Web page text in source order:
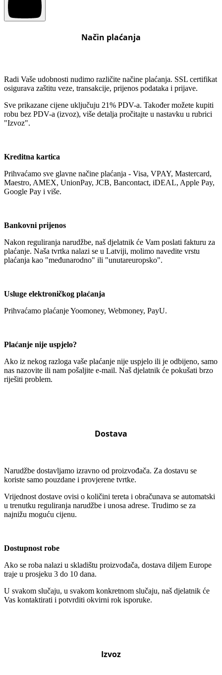
Način plaćanja
Radi Vaše udobnosti nudimo različite načine plaćanja. SSL certifikat
osigurava zaštitu veze, transakcije, prijenos podataka i prijave.
Sve prikazane cijene uključuju 21% PDV-a. Također možete kupiti
robu bez PDV-a (izvoz), više detalja pročitajte u nastavku u rubrici
"Izvoz".
Kreditna kartica
Prihvaćamo sve glavne načine plaćanja - Visa, VPAY, Mastercard,
Maestro, AMEX, UnionPay, JCB, Bancontact, iDEAL, Apple Pay,
Google Pay i više.
Bankovni prijenos
Nakon reguliranja narudžbe, naš djelatnik će Vam poslati fakturu za
plaćanje. Naša tvrtka nalazi se u Latviji, molimo navedite vrstu
plaćanja kao "međunarodno" ili "unutareuropsko".
Usluge elektroničkog plaćanja
Prihvaćamo plaćanje Yoomoney, Webmoney, PayU.
Plaćanje nije uspjelo?
Ako iz nekog razloga vaše plaćanje nije uspjelo ili je odbijeno, samo
nas nazovite ili nam pošaljite e-mail. Naš djelatnik će pokušati brzo
riješiti problem.
Dostava
Narudžbe dostavljamo izravno od proizvođača. Za dostavu se
koriste samo pouzdane i provjerene tvrtke.
Vrijednost dostave ovisi o količini tereta i obračunava se automatski
u trenutku reguliranja narudžbe i unosa adrese. Trudimo se za
najnižu moguću cijenu.
Dostupnost robe
Ako se roba nalazi u skladištu proizvođača, dostava diljem Europe
traje u prosjeku 3 do 10 dana.
U svakom slučaju, u svakom konkretnom slučaju, naš djelatnik će
Vas kontaktirati i potvrditi okvirni rok isporuke.
Izvoz